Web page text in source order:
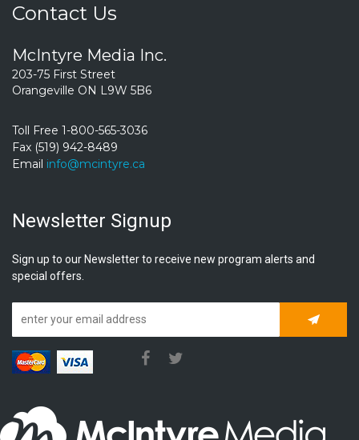
Contact Us
McIntyre Media Inc.
203-75 First Street
Orangeville ON L9W 5B6
Toll Free 1-800-565-3036
Fax (519) 942-8489
Email info@mcintyre.ca
Newsletter Signup
Sign up to our Newsletter to receive new program alerts and
special offers.